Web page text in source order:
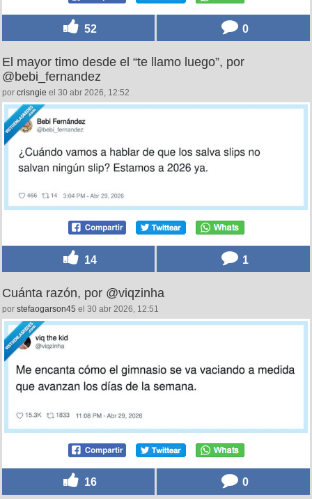
52 0
El mayor timo desde el “te llamo luego”, por
@bebi_fernandez
por crisngie el 30 abr 2026, 12:52
14 1
Cuánta razón, por @viqzinha
por stefaogarson45 el 30 abr 2026, 12:51
16 0